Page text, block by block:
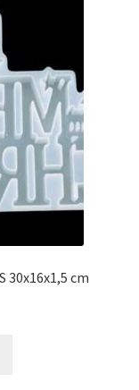
30x16x1,5 cm